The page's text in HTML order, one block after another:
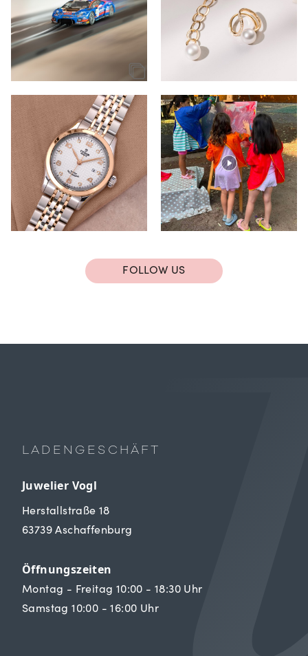
FOLLOW US
LADENGESCHÄFT
Juwelier Vogl
Herstallstraße 18
63739 Aschaffenburg
Öffnungszeiten
Montag - Freitag 10:00 - 18:30 Uhr
Samstag 10:00 - 16:00 Uhr